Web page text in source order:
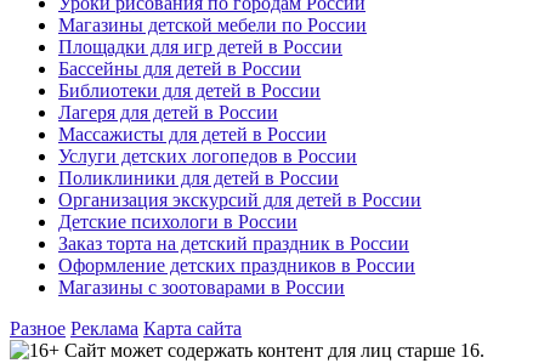
Магазины детской мебели по России
Площадки для игр детей в России
Бассейны для детей в России
Библиотеки для детей в России
Лагеря для детей в России
Массажисты для детей в России
Услуги детских логопедов в России
Поликлиники для детей в России
Организация экскурсий для детей в России
Детские психологи в России
Заказ торта на детский праздник в России
Оформление детских праздников в России
Магазины с зоотоварами в России
Разное Реклама Карта сайта
Сайт может содержать контент для лиц старше 16.